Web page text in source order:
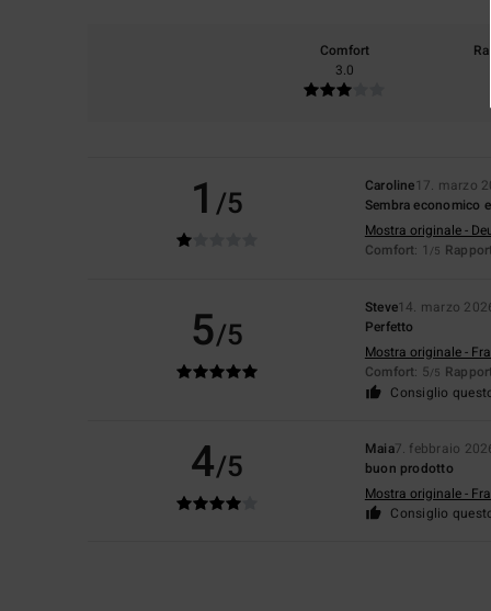
Comfort
3.0
1 /5 Caroline17. marzo
Sembra economico
Mostra originale -
Comfort: 1 /5
5/5
Steve14. marzo
Perfetto
Mostra originale -
Comfort: 5/5
Consiglio
4/5 Maia7. febbraio
buon prodotto
Mostra originale -
Consiglio